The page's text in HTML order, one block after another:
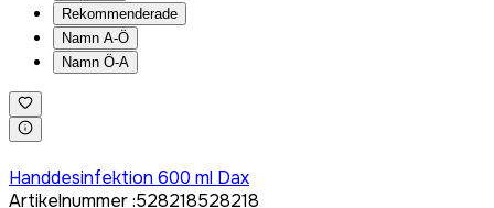
Rekommenderade
Namn A-Ö
Namn Ö-A
Handdesinfektion 600 ml Dax
Artikelnummer:528218528218